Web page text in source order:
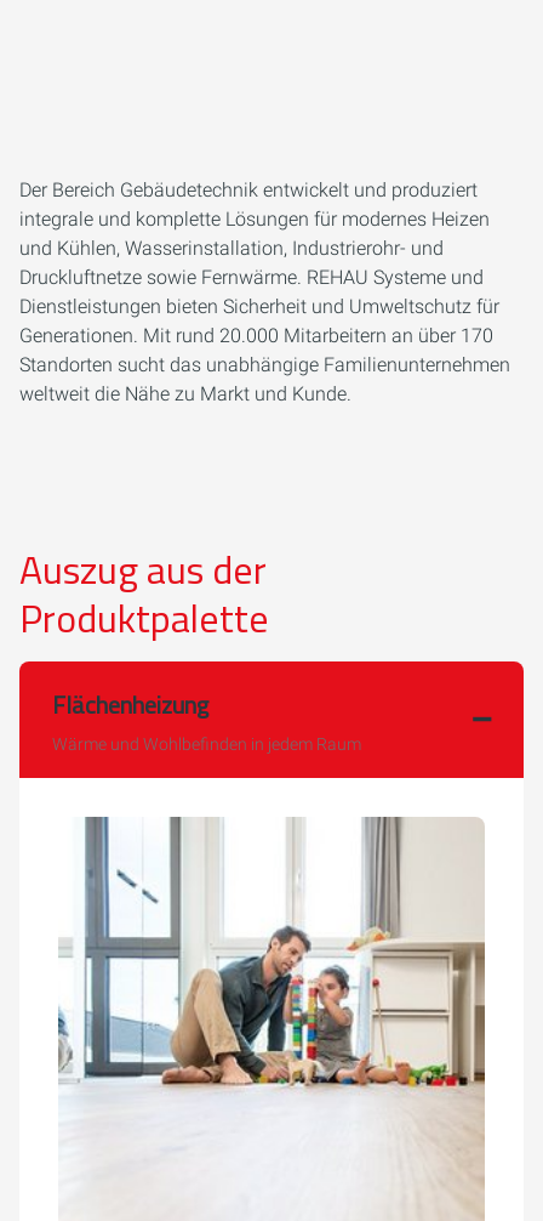
Der Bereich Gebäudetechnik entwickelt und produziert
integrale und komplette Lösungen für modernes Heizen
und Kühlen, Wasserinstallation, Industrierohr- und
Druckluftnetze sowie Fernwärme. REHAU Systeme und
Dienstleistungen bieten Sicherheit und Umweltschutz für
Generationen. Mit rund 20.000 Mitarbeitern an über 170
Standorten sucht das unabhängige Familienunternehmen
weltweit die Nähe zu Markt und Kunde.
Auszug aus der
Produktpalette
Flächenheizung
Wärme und Wohlbefinden in jedem Raum